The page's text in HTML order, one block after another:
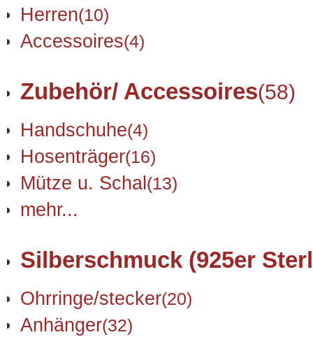
Herren(10)
Accessoires(4)
Zubehör/ Accessoires(58)
Handschuhe(4)
Hosenträger(16)
Mütze u. Schal(13)
mehr...
Silberschmuck (925er
Ohrringe/stecker(20)
Anhänger(32)